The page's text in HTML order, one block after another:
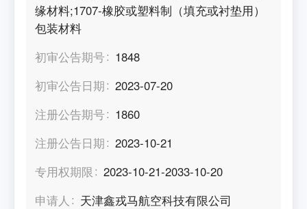
缘材料;1707-橡胶或塑料制（填充或衬垫用）
包装材料
初审公告期号
1848
初审公告日期
2023-07-20
注册公告期号
1860
注册公告日期
2023-10-21
专用权期限
2023-10-21-2033-10-20
申请人
天津鑫戎马航空科技有限公司